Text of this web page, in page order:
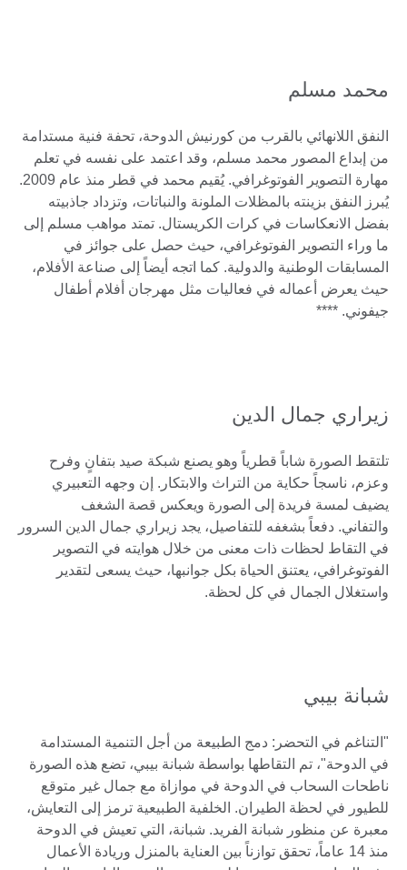
محمد مسلم
النفق اللانهائي بالقرب من كورنيش الدوحة، تحفة فنية مستدامة
من إبداع المصور محمد مسلم، وقد اعتمد على نفسه في تعلم
مهارة التصوير الفوتوغرافي. يُقيم محمد في قطر منذ عام 2009.
يُبرز النفق بزينته بالمظلات الملونة والنباتات، وتزداد جاذبيته
بفضل الانعكاسات في كرات الكريستال. تمتد مواهب مسلم إلى
ما وراء التصوير الفوتوغرافي، حيث حصل على جوائز في
المسابقات الوطنية والدولية. كما اتجه أيضاً إلى صناعة الأفلام،
حيث يعرض أعماله في فعاليات مثل مهرجان أفلام أطفال
جيفوني. ****
زيراري جمال الدين
تلتقط الصورة شاباً قطرياً وهو يصنع شبكة صيد بتفانٍ وفرح
وعزم، ناسجاً حكاية من التراث والابتكار. إن وجهه التعبيري
يضيف لمسة فريدة إلى الصورة ويعكس قصة الشغف
والتفاني. دفعاً بشغفه للتفاصيل، يجد زيراري جمال الدين السرور
في التقاط لحظات ذات معنى من خلال هوايته في التصوير
الفوتوغرافي، يعتنق الحياة بكل جوانبها، حيث يسعى لتقدير
واستغلال الجمال في كل لحظة.
شبانة بيبي
"التناغم في التحضر: دمج الطبيعة من أجل التنمية المستدامة
في الدوحة"، تم التقاطها بواسطة شبانة بيبي، تضع هذه الصورة
ناطحات السحاب في الدوحة في موازاة مع جمال غير متوقع
للطيور في لحظة الطيران. الخلفية الطبيعية ترمز إلى التعايش،
معبرة عن منظور شبانة الفريد. شبانة، التي تعيش في الدوحة
منذ 14 عاماً، تحقق توازناً بين العناية بالمنزل وريادة الأعمال